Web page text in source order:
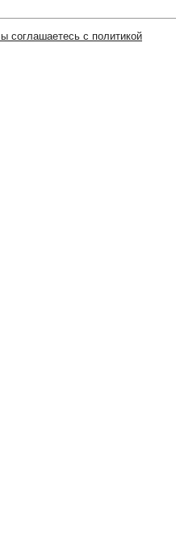
с политикой